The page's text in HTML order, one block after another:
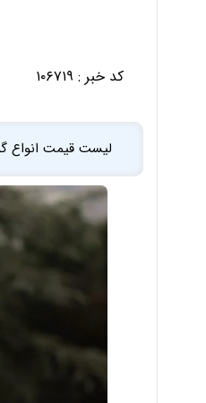
کد خبر : ۱۰۶۷۱۹
لیست قیمت انواع گوشی های